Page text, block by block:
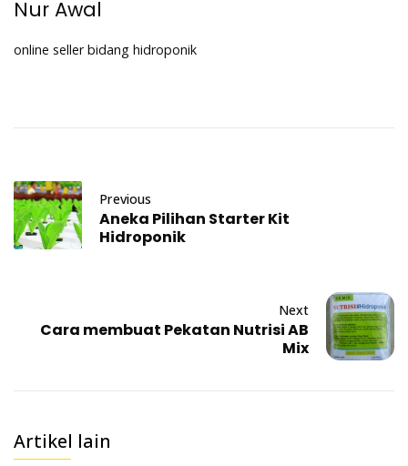
Nur Awal
online seller bidang hidroponik
Previous
Aneka Pilihan Starter Kit
Hidroponik
Next
Cara membuat Pekatan Nutrisi AB
Mix
Artikel lain